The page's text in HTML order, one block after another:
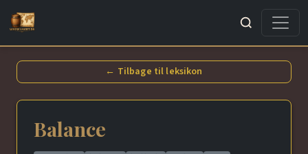
Søg
← Tilbage til leksikon
Balance